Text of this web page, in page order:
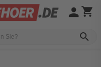
search
person shopping_cart